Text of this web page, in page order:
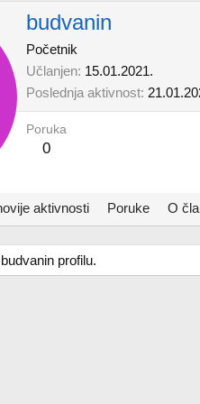
budvanin
Početnik
Učlanjen 15.01.2021.
Poslednja aktivnost
Poruka
0
aktivnosti Poruke O
profilu.